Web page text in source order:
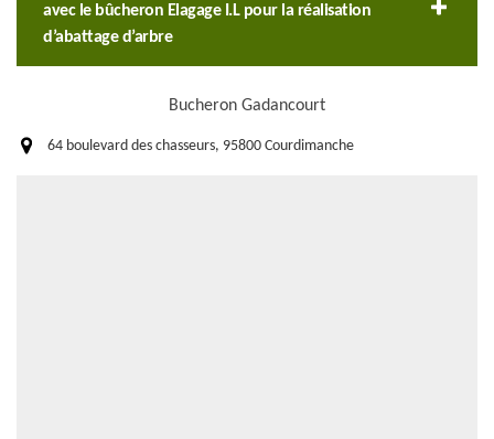
avec le bûcheron Elagage I.L pour la réalisation
d’abattage d’arbre
Bucheron Gadancourt
64 boulevard des chasseurs, 95800 Courdimanche